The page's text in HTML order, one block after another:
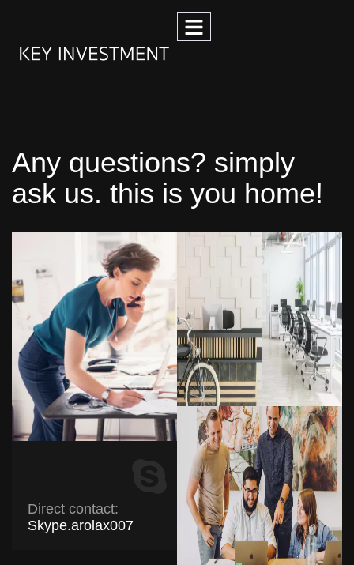
Any questions? simply
ask us. this is you home!
Direct contact:
Skype.arolax007